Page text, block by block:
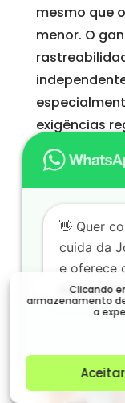
Clicando
armazenamento
a
Aceitar
mesmo que
menor. O
exigências
indústria
A👋 Quer
cuida da
e oferece